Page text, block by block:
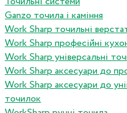
Ganzo точила і каміння
Work Sharp точильні
Work Sharp професiйнi
Work Sharp унiверсальнi
Work Sharp аксесуари до
Work Sharp аксесуари до
точилок